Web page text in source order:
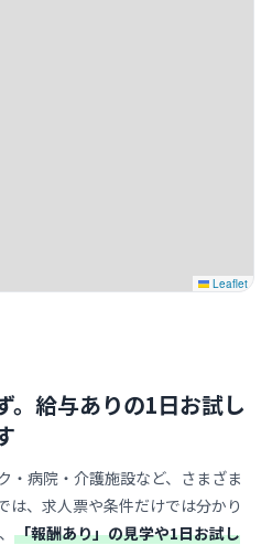
Leaflet
給与ありの1日お試し
・病院・介護施設など、さまざま
は、求人票や条件だけでは分かり
「報酬あり」の見学や1日お試し